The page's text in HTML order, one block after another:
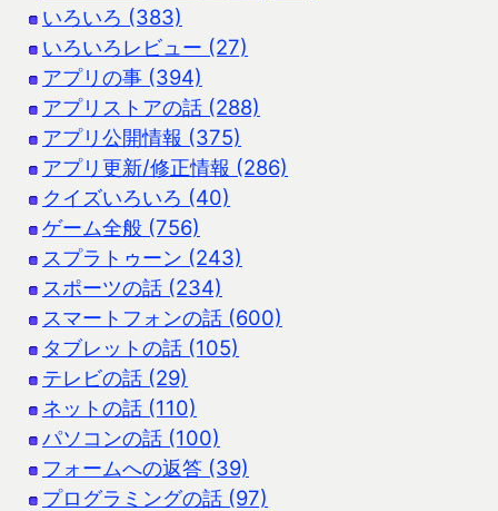
いろいろ (383)
いろいろレビュー (27)
アプリの事 (394)
アプリストアの話 (288)
アプリ公開情報 (375)
アプリ更新/修正情報 (286)
クイズいろいろ (40)
ゲーム全般 (756)
スプラトゥーン (243)
スポーツの話 (234)
スマートフォンの話 (600)
タブレットの話 (105)
テレビの話 (29)
ネットの話 (110)
パソコンの話 (100)
フォームへの返答 (39)
プログラミングの話 (97)